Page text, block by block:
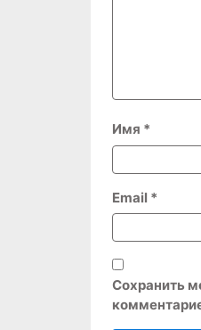
Имя *
Email *
Сохранить